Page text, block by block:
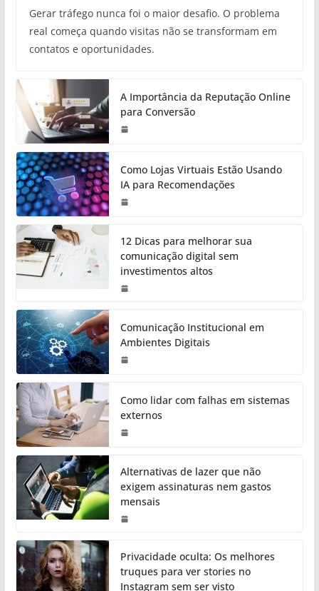
Gerar tráfego nunca foi o maior desafio. O problema
real começa quando visitas não se transformam em
contatos e oportunidades.
A Importância da Reputação Online
para Conversão
Como Lojas Virtuais Estão Usando
IA para Recomendações
12 Dicas para melhorar sua
comunicação digital sem
investimentos altos
Comunicação Institucional em
Ambientes Digitais
Como lidar com falhas em sistemas
externos
Alternativas de lazer que não
exigem assinaturas nem gastos
mensais
Privacidade oculta: Os melhores
truques para ver stories no
Instagram sem ser visto